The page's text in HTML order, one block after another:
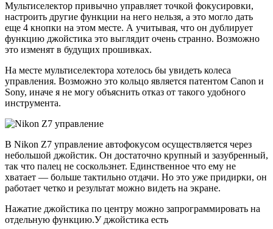
Мультиселектор привычно управляет точкой фокусировки,
настроить другие функции на него нельзя, а это могло дать
еще 4 кнопки на этом месте. А учитывая, что он дублирует
функцию джойстика это выглядит очень странно. Возможно
это изменят в будущих прошивках.
На месте мультиселектора хотелось бы увидеть колеса
управления. Возможно это кольцо является патентом Canon и
Sony, иначе я не могу объяснить отказ от такого удобного
инструмента.
В Nikon Z7 управление автофокусом осуществляется через
небольшой джойстик. Он достаточно крупный и зазубренный,
так что палец не соскользнет. Единственное что ему не
хватает — больше тактильно отдачи. Но это уже придирки, он
работает четко и результат можно видеть на экране.
Нажатие джойстика по центру можно запрограммировать на
отдельную функцию.У джойстика есть